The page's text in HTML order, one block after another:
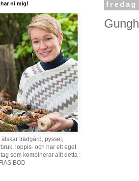
fredag
har ni mig!
älskar trädgård, pyssel,
loppis- och har ett eget
som kombinerar allt detta :
BOD